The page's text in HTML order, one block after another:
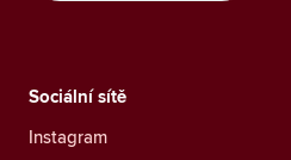
Sociální sítě
Instagram